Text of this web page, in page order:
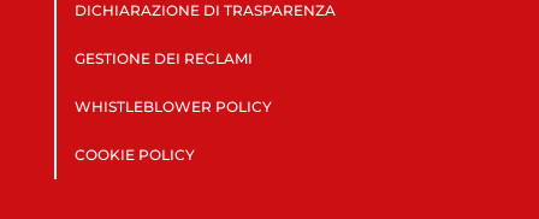
DICHIARAZIONE DI TRASPARENZA
GESTIONE DEI RECLAMI
WHISTLEBLOWER POLICY
COOKIE POLICY